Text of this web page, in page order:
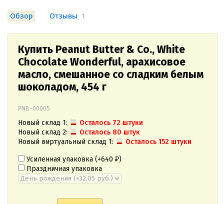
Обзор Отзывы 1
Купить Peanut Butter & Co., White
Chocolate Wonderful, арахисовое
масло, смешанное со сладким белым
шоколадом, 454 г
PNB-00005
Новый склад 1:
Осталось 72 штуки
Новый склад 2:
Осталось 80 штук
Новый виртуальный склад 1:
Осталось 152 штуки
Усиленная упаковка (+640 ₽)
Праздничная упаковка